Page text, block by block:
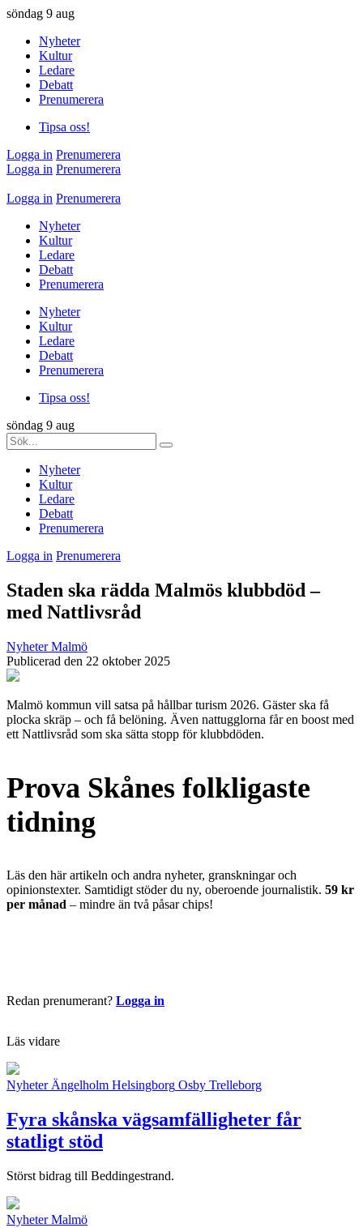
söndag 9 aug
Nyheter
Kultur
Ledare
Debatt
Prenumerera
Tipsa oss!
Logga in Prenumerera
Logga in Prenumerera
Logga in Prenumerera
Nyheter
Kultur
Ledare
Debatt
Prenumerera
Nyheter
Kultur
Ledare
Debatt
Prenumerera
Tipsa oss!
söndag 9 aug
Nyheter
Kultur
Ledare
Debatt
Prenumerera
Logga in Prenumerera
Staden ska rädda Malmös klubbdöd –
med Nattlivsråd
Nyheter Malmö
Publicerad den 22 oktober 2025
Malmö kommun vill satsa på hållbar turism 2026. Gäster ska få
plocka skräp – och få belöning. Även nattugglorna får en boost med
ett Nattlivsråd som ska sätta stopp för klubbdöden.
Prova Skånes folkligaste
tidning
Läs den här artikeln och andra nyheter, granskningar och
opinionstexter. Samtidigt stöder du ny, oberoende journalistik. 59 kr
per månad – mindre än två påsar chips!
Redan prenumerant? Logga in
Läs vidare
Nyheter Ängelholm Helsingborg Osby Trelleborg
Fyra skånska vägsamfälligheter får
statligt stöd
Störst bidrag till Beddingestrand.
Nyheter Malmö